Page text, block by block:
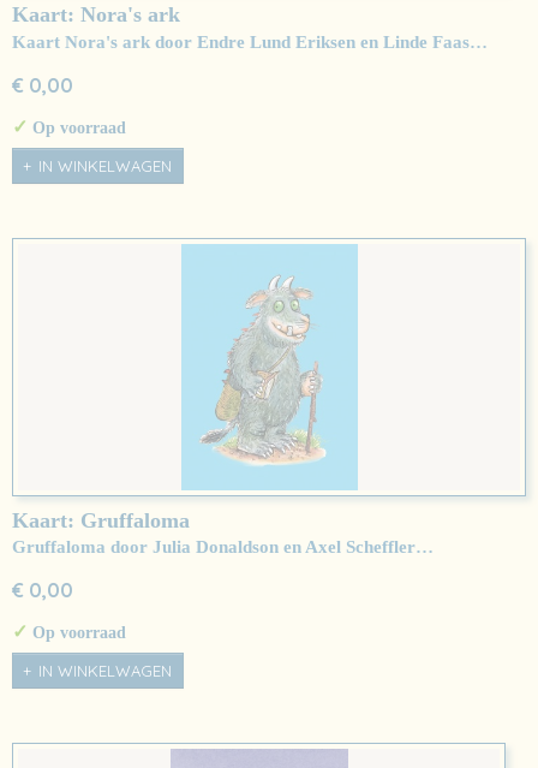
Kaart: Nora's ark
Kaart Nora's ark door Endre Lund Eriksen en Linde Faas…
€ 0,00
✓ Op voorraad
IN WINKELWAGEN
Kaart: Gruffaloma
Gruffaloma door Julia Donaldson en Axel Scheffler…
€ 0,00
✓ Op voorraad
IN WINKELWAGEN